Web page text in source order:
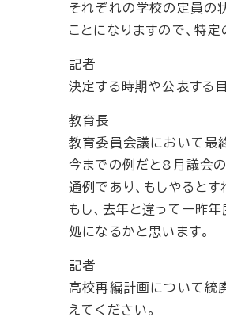
それぞれの学校の定員の
ことになりますので、特
記者
決定する時期や公表する
教育長
教育委員会議において最
今までの例だと8月議会
通例であり、もしやると
もし、去年と違って一昨
処になるかと思います。
記者
高校再編計画について統
えてください。